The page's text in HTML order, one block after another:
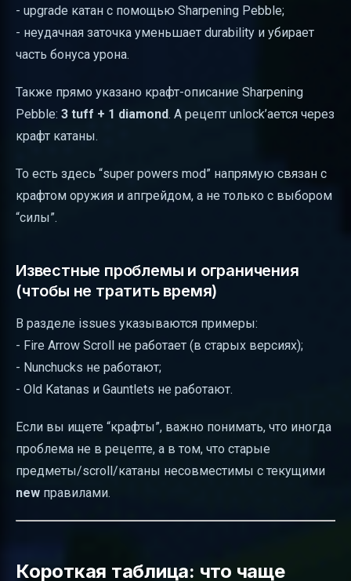
- upgrade катан с помощью Sharpening Pebble;
- неудачная заточка уменьшает durability и убирает
часть бонуса урона.
Также прямо указано крафт-описание Sharpening
Pebble: 3 tuff + 1 diamond. А рецепт unlock’ается через
крафт катаны.
То есть здесь “super powers mod” напрямую связан с
крафтом оружия и апгрейдом, а не только с выбором
“силы”.
Известные проблемы и ограничения
(чтобы не тратить время)
В разделе issues указываются примеры:
- Fire Arrow Scroll не работает (в старых версиях);
- Nunchucks не работают;
- Old Katanas и Gauntlets не работают.
Если вы ищете “крафты”, важно понимать, что иногда
проблема не в рецепте, а в том, что старые
предметы/scroll/катаны несовместимы с текущими
new правилами.
Короткая таблица: что чаще